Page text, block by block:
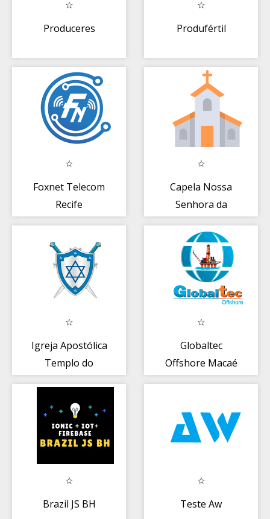
Produceres Produfértil
Foxnet Telecom
Recife
Capela Nossa
Senhora da
Igreja Apostólica
Templo do
Globaltec
Offshore Macaé
Brazil JS BH Teste Aw